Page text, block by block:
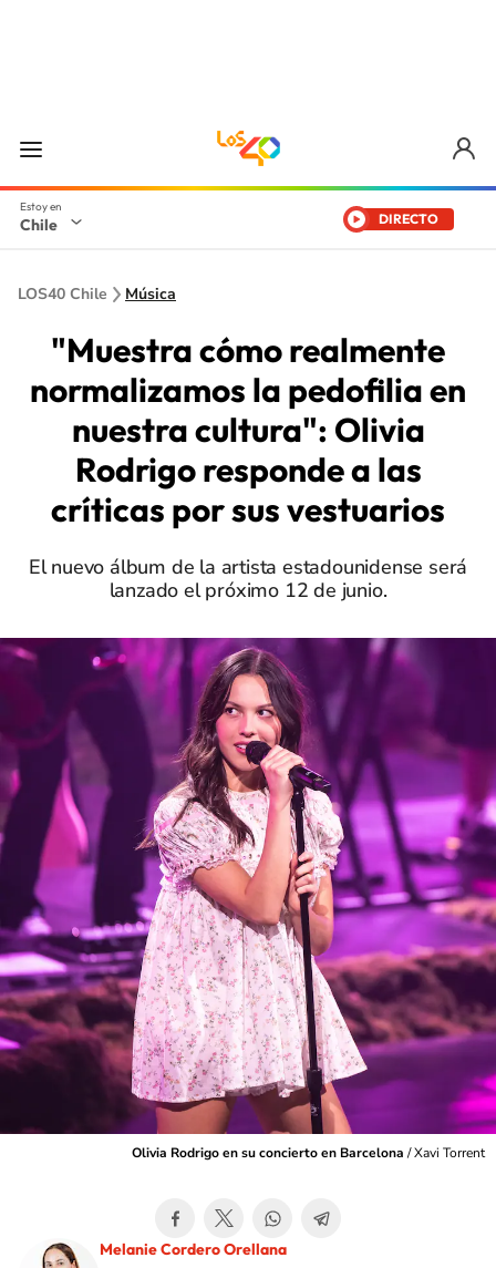
Chile DIRECTO
LOS40 Chile Música
"Muestra cómo realmente
normalizamos la pedofilia en
nuestra cultura": Olivia
Rodrigo responde a las
críticas por sus vestuarios
El nuevo álbum de la artista estadounidense será
lanzado el próximo 12 de junio.
Olivia Rodrigo en su concierto en Barcelona /Xavi Torrent
Melanie Cordero Orellana